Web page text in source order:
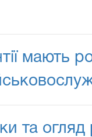
мають
та